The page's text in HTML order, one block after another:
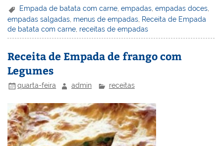
er
e
st
k
e
dI
n
c
e
b
o
k
itt
er
ai
l
h
o
o
M
l
t
ar
e
Empada de batata com carne,empadas,empadas doces,
empadas salgadas menus de empadas Receita de Empada
de batata com carne receitas de empadas
Receita de Empada de frango com
Legumes
quarta-feira admin receitas